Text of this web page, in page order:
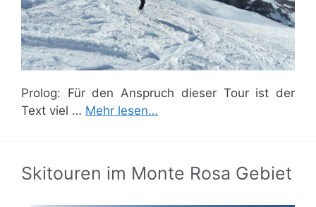
Prolog: Für den Anspruch dieser Tour ist der
Text viel … Mehr lesen…
Skitouren im Monte Rosa Gebiet